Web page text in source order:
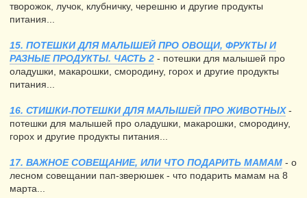
творожок, лучок, клубничку, черешню и другие продукты
питания...
15. ПОТЕШКИ ДЛЯ МАЛЫШЕЙ ПРО ОВОЩИ, ФРУКТЫ И
РАЗНЫЕ ПРОДУКТЫ. ЧАСТЬ 2 - потешки для малышей про
оладушки, макарошки, смородину, горох и другие продукты
питания...
16. СТИШКИ-ПОТЕШКИ ДЛЯ МАЛЫШЕЙ ПРО ЖИВОТНЫХ-
потешки для малышей про оладушки, макарошки, смородину,
горох и другие продукты питания...
17. ВАЖНОЕ СОВЕЩАНИЕ, ИЛИ ЧТО ПОДАРИТЬ МАМАМ - о
лесном совещании пап-зверюшек - что подарить мамам на 8
марта...